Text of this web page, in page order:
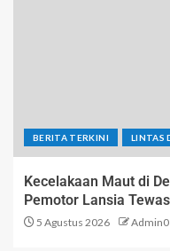
BERITA TERKINI LINTAS
Kecelakaan Maut di
Pemotor Lansia Tewas
5 Agustus 2026